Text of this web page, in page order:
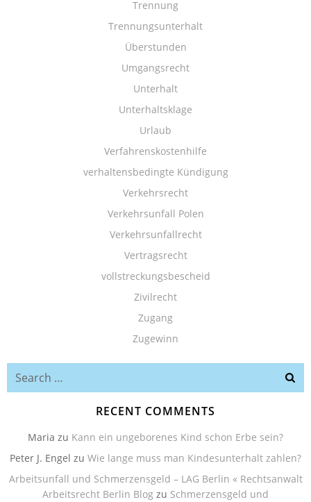
Trennung
Trennungsunterhalt
Überstunden
Umgangsrecht
Unterhalt
Unterhaltsklage
Urlaub
Verfahrenskostenhilfe
verhaltensbedingte Kündigung
Verkehrsrecht
Verkehrsunfall Polen
Verkehrsunfallrecht
Vertragsrecht
vollstreckungsbescheid
Zivilrecht
Zugang
Zugewinn
RECENT COMMENTS
Maria zu Kann ein ungeborenes Kind schon Erbe sein?
Peter J. Engel zu Wie lange muss man Kindesunterhalt zahlen?
Arbeitsunfall und Schmerzensgeld – LAG Berlin « Rechtsanwalt
Arbeitsrecht Berlin Blog zu Schmerzensgeld und